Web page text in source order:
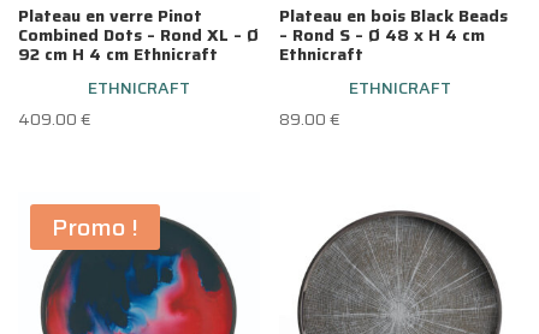
Plateau en verre Pinot
Combined Dots – Rond XL – Ø
92 cm H 4 cm Ethnicraft
ETHNICRAFT
409.00€
Plateau en bois Black Beads
– Rond S – Ø 48 x H 4 cm
Ethnicraft
ETHNICRAFT
89.00€
Promo !